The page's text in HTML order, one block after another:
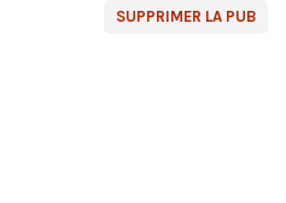
SUPPRIMER LA PUB